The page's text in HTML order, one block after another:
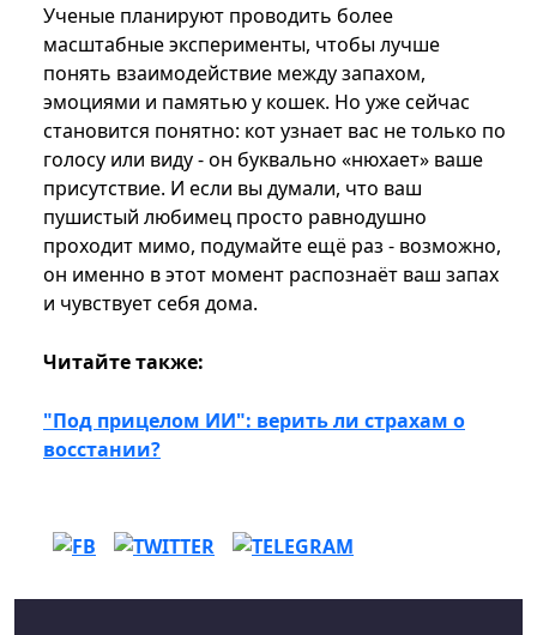
Ученые планируют проводить более
масштабные эксперименты, чтобы лучше
понять взаимодействие между запахом,
эмоциями и памятью у кошек. Но уже сейчас
становится понятно: кот узнает вас не только по
голосу или виду - он буквально «нюхает» ваше
присутствие. И если вы думали, что ваш
пушистый любимец просто равнодушно
проходит мимо, подумайте ещё раз - возможно,
он именно в этот момент распознаёт ваш запах
и чувствует себя дома.
Читайте также:
"Под прицелом ИИ": верить ли страхам о
восстании?